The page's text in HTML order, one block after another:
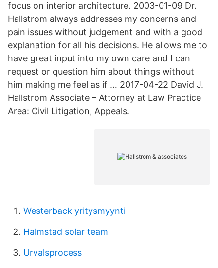
focus on interior architecture. 2003-01-09 Dr.
Hallstrom always addresses my concerns and
pain issues without judgement and with a good
explanation for all his decisions. He allows me to
have great input into my own care and I can
request or question him about things without
him making me feel as if … 2017-04-22 David J.
Hallstrom Associate – Attorney at Law Practice
Area: Civil Litigation, Appeals.
Westerback yritysmyynti
Halmstad solar team
Urvalsprocess